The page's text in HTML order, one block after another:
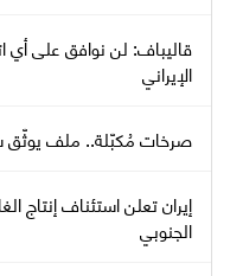
قاليباف: لن نوافق على
الإيراني
صرخات مُكبّلة.. ملف يوثّق
إيران تعلن استئناف
الجنوبي